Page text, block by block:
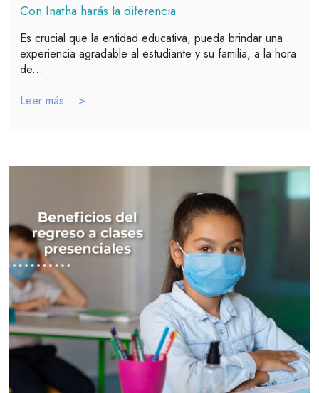
Con Inatha harás la diferencia
Es crucial que la entidad educativa, pueda brindar una
experiencia agradable al estudiante y su familia, a la hora
de...
Leer más >